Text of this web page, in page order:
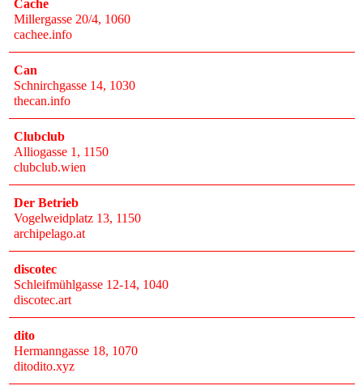
Cache
Millergasse 20/4, 1060
cachee.info
Can
Schnirchgasse 14, 1030
thecan.info
Clubclub
Alliogasse 1 , 1150
clubclub.wien
Der Betrieb
Vogelweidplatz 13, 1150
archipelago.at
discotec
Schleifmühlgasse 12-14, 1040
discotec.art
dito
Hermanngasse 18, 1070
ditodito.xyz